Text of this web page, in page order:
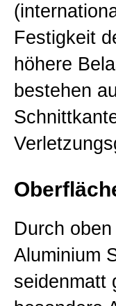
Festigkeit
höhere
bestehen
Durch
Aluminium
seidenmatt